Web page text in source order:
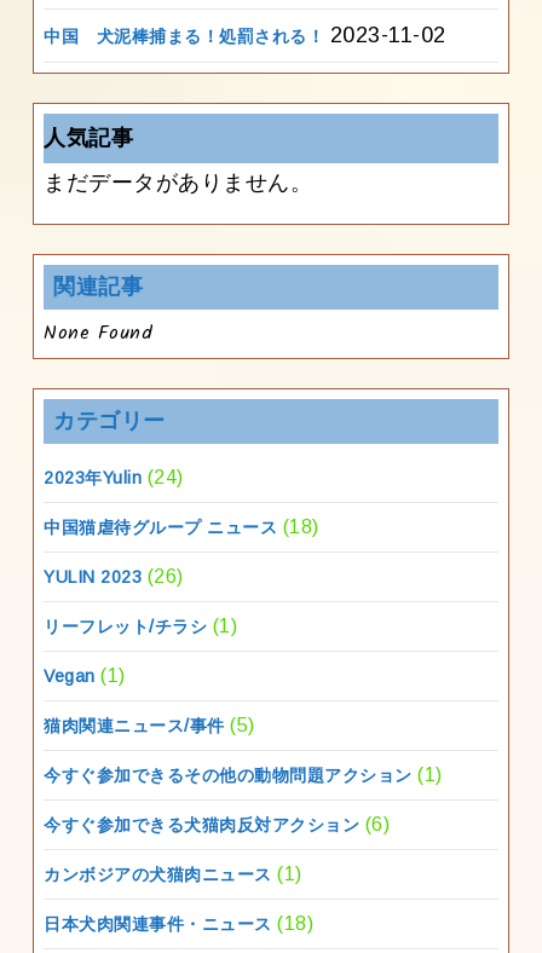
中国 犬泥棒捕まる！処罰される！ 2023-11-02
人気記事
まだデータがありません。
関連記事
None Found
カテゴリー
2023年Yulin (24)
中国猫虐待グループ ニュース (18)
YULIN 2023 (26)
リーフレット/チラシ (1)
Vegan (1)
猫肉関連ニュース/事件 (5)
今すぐ参加できるその他の動物問題アクション (1)
今すぐ参加できる犬猫肉反対アクション (6)
カンボジアの犬猫肉ニュース (1)
日本犬肉関連事件・ニュース (18)